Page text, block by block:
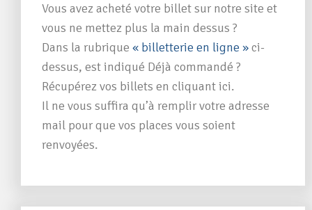
Vous avez acheté votre billet sur notre site et
vous ne mettez plus la main dessus ?
Dans la rubrique « billetterie en ligne »ci-
dessus, est indiqué Déjà commandé ?
Récupérez vos billets en cliquant ici.
Il ne vous suffira qu’à remplir votre adresse
mail pour que vos places vous soient
renvoyées.